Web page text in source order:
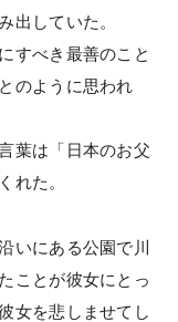
出していた。
すべき最善のこと
のように思われ
葉は「日本のお父
れた。
いにある公園で川
ことが彼女にとっ
女を悲しませてし